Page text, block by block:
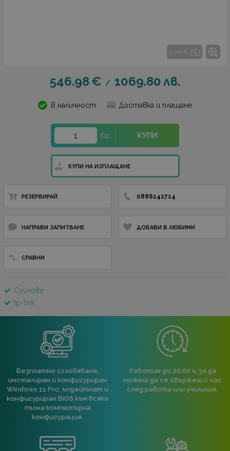
1 от 6
546.98€ / 1069.80лв.
В наличност Доставка и плащане
бр. КУПИ
КУПИ НА ИЗПЛАЩАНЕ
РЕЗЕРВИРАЙ 0886141714
НАПРАВИ ЗАПИТВАНЕ ДОБАВИ В ЛЮБИМИ
СРАВНИ
Суичове
tp-link
Безплатно сглобяване,
инсталиран и конфигуриран
Windows 11 Pro, ъпдейтнат и
конфигуриран BIOS към всяка
пълна компютърна
конфигурация.
Работим до 20:00 ч, за да
можеш да се свържеш с нас
след работа или училище.